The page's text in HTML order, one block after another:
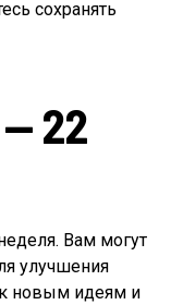
сохранять
22
Вам могут
улучшения
новым идеям и